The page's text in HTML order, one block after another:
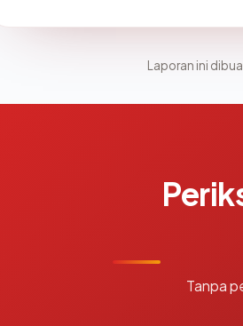
Laporan ini
Tanpa